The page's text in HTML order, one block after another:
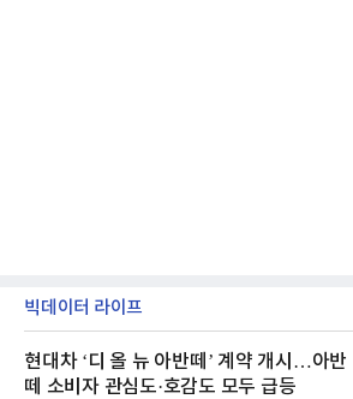
빅데이터 라이프
현대차 ‘디 올 뉴 아반떼’ 계약 개시…아반
떼 소비자 관심도·호감도 모두 급등